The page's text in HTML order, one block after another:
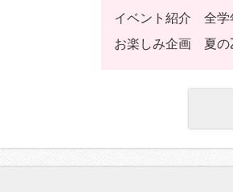
イベント紹介 全学
お楽しみ企画 夏の